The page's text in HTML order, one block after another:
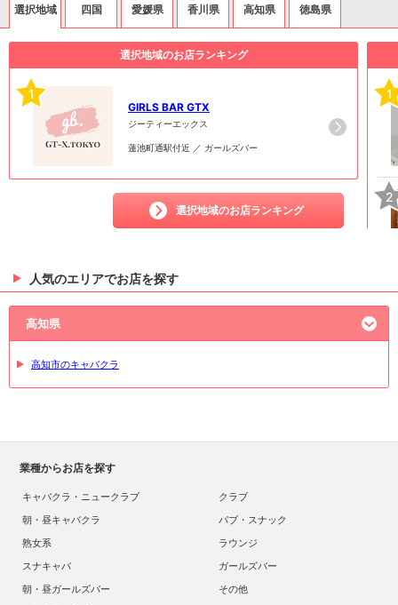
選択地域 四国 愛媛県 香川県 高知県 徳島県
選択地域のお店ランキング
1
GIRLS BAR GTX
ジーティーエックス
蓮池町通駅付近 ／ ガールズバー
選択地域のお店ランキング
1
2
人気のエリアでお店を探す
高知県
高知市のキャバクラ
業種からお店を探す
キャバクラ・ニュークラブ
クラブ
朝・昼キャバクラ
パブ・スナック
熟女系
ラウンジ
スナキャバ
ガールズバー
朝・昼ガールズバー
その他